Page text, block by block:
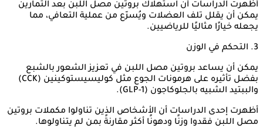
أظهرت الدراسات أن استهلاك بروتين مصل اللبن بعد التمارين
يمكن أن يقلل تلف العضلات ويُسرّع من عملية التعافي، مما
يجعله خيارًا مثاليًا للرياضيين.
3. التحكم في الوزن
يمكن أن يساعد بروتين مصل اللبن في تعزيز الشعور بالشبع
بفضل تأثيره على هرمونات الجوع مثل كوليسيستوكينين (CCK)
والببتيد الشبيه بالجلوكاجون (GLP-1).
أظهرت إحدى الدراسات أن الأشخاص الذين تناولوا مكملات بروتين
مصل اللبن فقدوا وزنًا ودهونًا أكثر مقارنةً بمن لم يتناولوها.